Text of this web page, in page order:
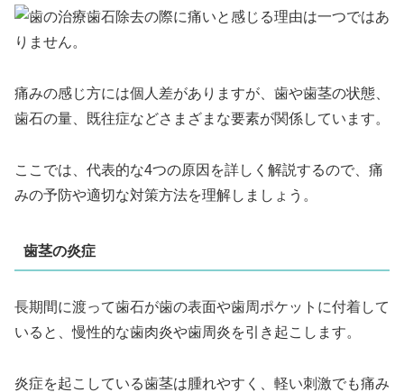
歯石除去の際に痛いと感じる理由は一つではあ
りません。
痛みの感じ方には個人差がありますが、歯や歯茎の状態、
歯石の量、既往症などさまざまな要素が関係しています。
ここでは、代表的な4つの原因を詳しく解説するので、痛
みの予防や適切な対策方法を理解しましょう。
歯茎の炎症
長期間に渡って歯石が歯の表面や歯周ポケットに付着して
いると、慢性的な歯肉炎や歯周炎を引き起こします。
炎症を起こしている歯茎は腫れやすく、軽い刺激でも痛み